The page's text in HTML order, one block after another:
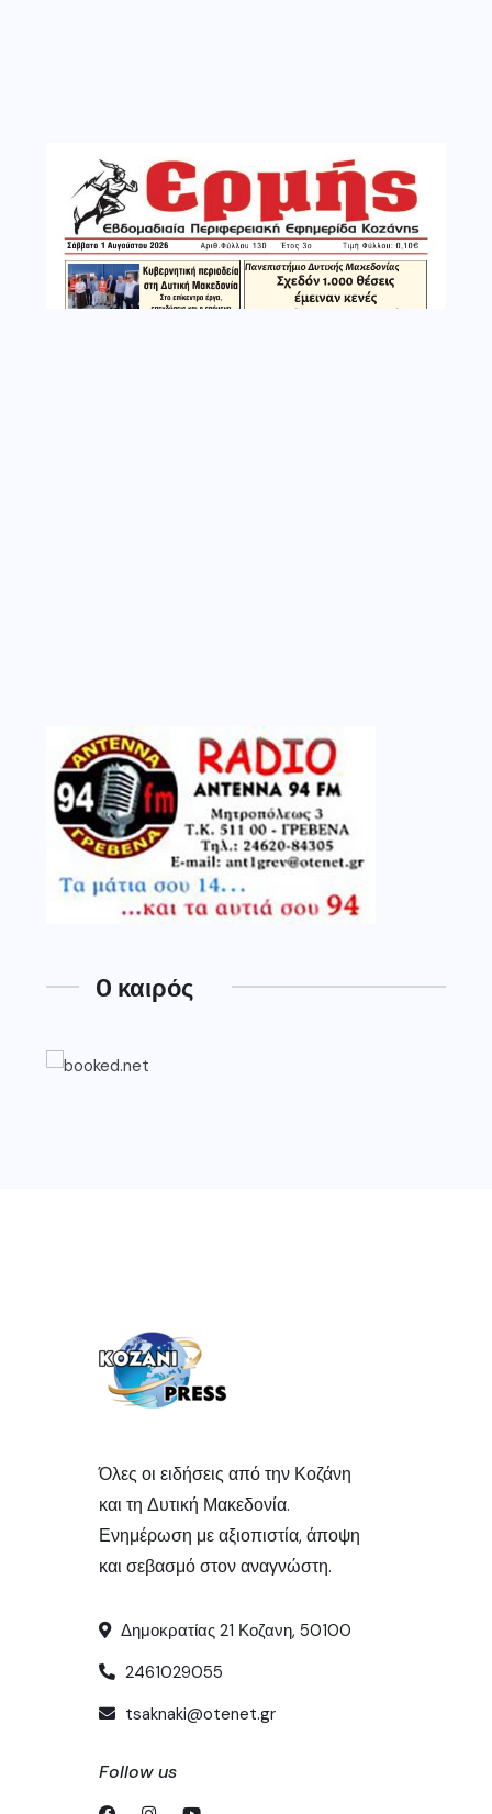
O καιρός
Όλες οι ειδήσεις από την Κοζάνη
και τη Δυτική Μακεδονία.
Ενημέρωση με αξιοπιστία, άποψη
και σεβασμό στον αναγνώστη.
Δημοκρατίας 21 Κοζανη, 50100
2461029055
tsaknaki@otenet.gr
Follow us